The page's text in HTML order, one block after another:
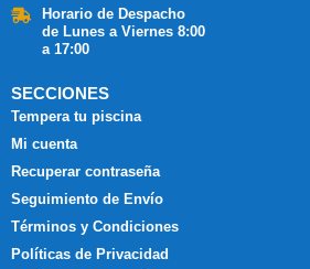
Horario de Despacho
de Lunes a Viernes 8:00
a 17:00
SECCIONES
Tempera tu piscina
Mi cuenta
Recuperar contraseña
Seguimiento de Envío
Términos y Condiciones
Políticas de Privacidad